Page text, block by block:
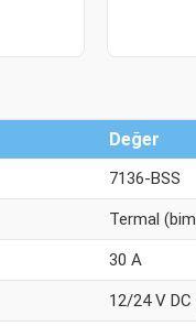
Değer
7136-BSS
Termal
30 A
12/24 V